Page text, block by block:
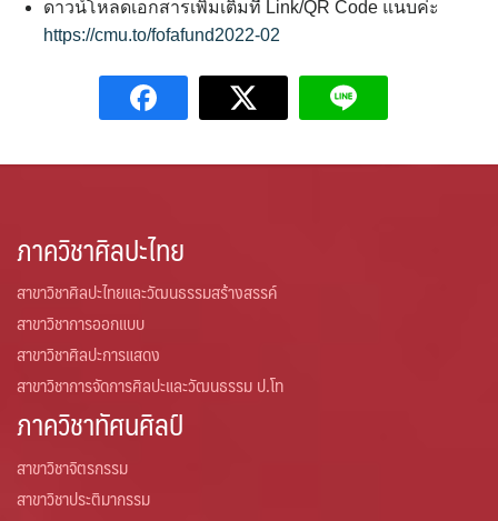
วารสารวิจิตรศิลป์ออนไลน์ (ThaiJO)
ทุนเสนอผลงานวิชาการระดับนานาชาติ ณ ต่างประเทศ (update
มิถุนายน 2569)
โครงการแลกเปลี่ยนนักศึกษา
โครงสร้างองค์กร
ดาวน์โหลดเอกสารเพิ่มเติมที่ Link/QR Code แนบค่ะ
https://cmu.to/fofafund2022-02
ภาควิชาศิลปะไทย
สาขาวิชาศิลปะไทยและวัฒนธรรมสร้างสรรค์
สาขาวิชาการออกแบบ
สาขาวิชาศิลปะการแสดง
สาขาวิชาการจัดการศิลปะและวัฒนธรรม ป.โท
ภาควิชาทัศนศิลป์
สาขาวิชาจิตรกรรม
สาขาวิชาประติมากรรม